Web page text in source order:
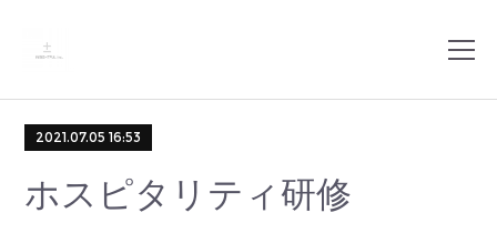
2021.07.05 16:53
ホスピタリティ研修